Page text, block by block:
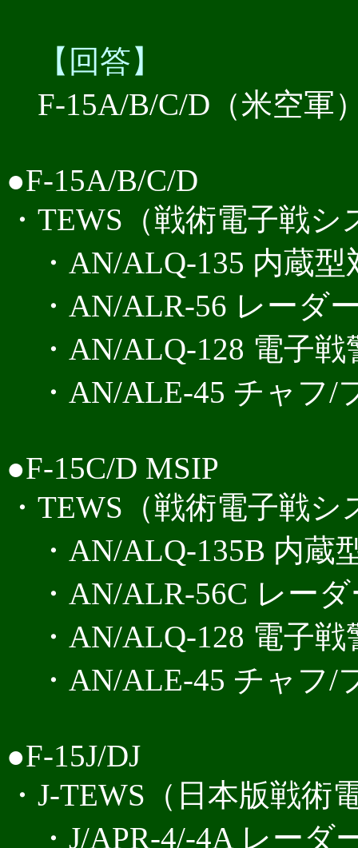
【回答】
F-15A/B/C/D（米空軍
●F-15A/B/C/D
・TEWS（戦術電子戦シ
・AN/ALQ-135 内蔵型
・AN/ALR-56 レーダ
・AN/ALQ-128 電子戦
・AN/ALE-45 チャフ/
●F-15C/D MSIP
・TEWS（戦術電子戦シ
・AN/ALQ-135B 内蔵
・AN/ALR-56C レーダ
・AN/ALQ-128 電子戦
・AN/ALE-45 チャフ/
●F-15J/DJ
・J-TEWS（日本版戦術
・J/APR-4/-4A レーダ